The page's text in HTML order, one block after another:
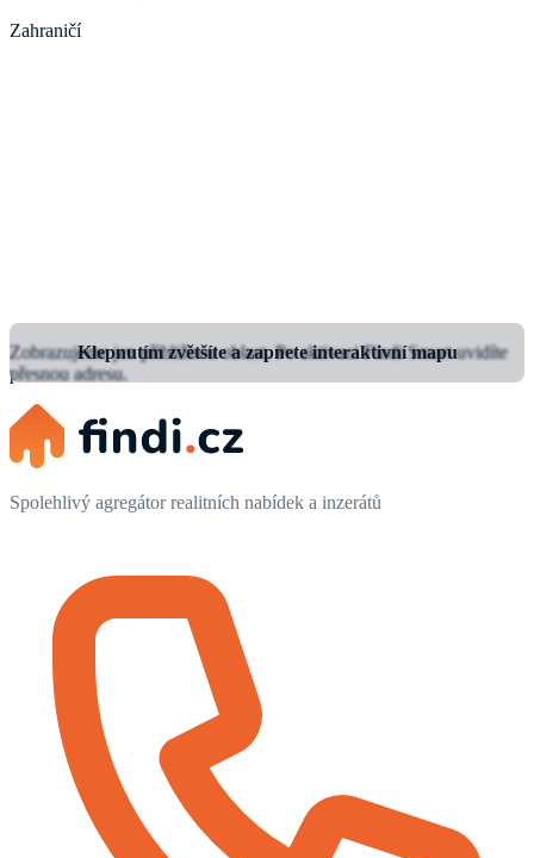
Zahraničí
Klepnutím zvětšíte a zapnete interaktivní mapu
Zobrazujeme jen přibližnou oblast.Po aktivaci Findi Smart uvidíte
přesnou adresu.
Spolehlivý agregátor realitních nabídek a inzerátů